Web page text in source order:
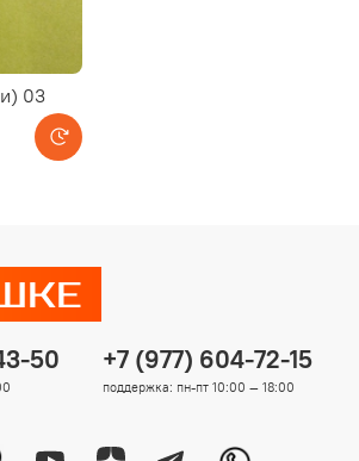
03
50 +7 (977) 604-72-15
поддержка: пн-пт 10:00 — 18:00